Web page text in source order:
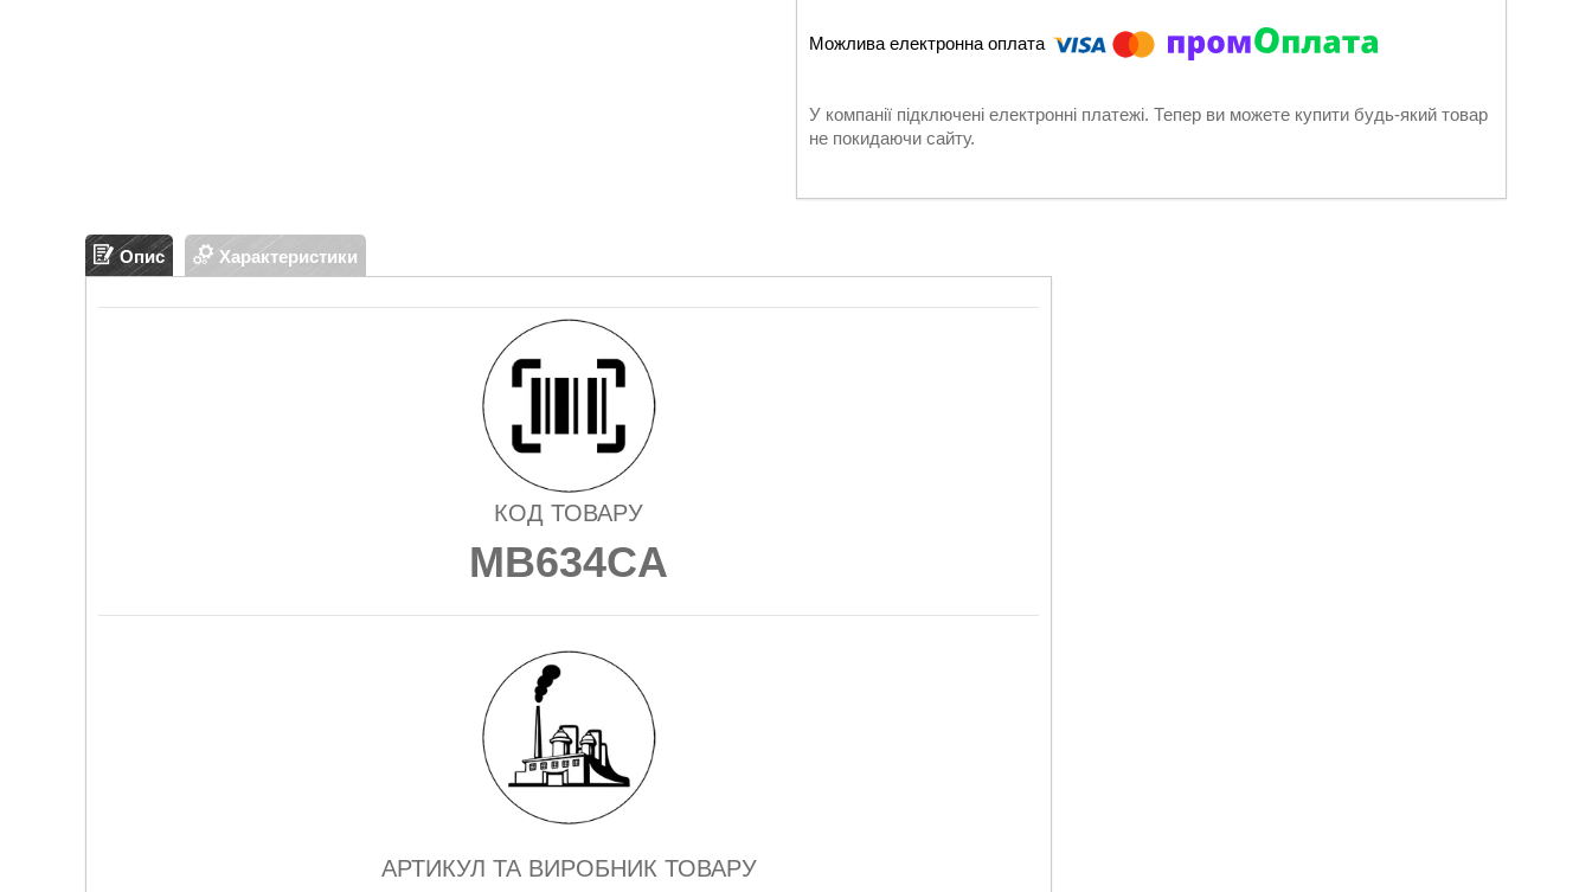
У компанії підключені електронні платежі. Тепер ви можете купити будь-який товар
не покидаючи сайту.
Опис Характеристики
КОД ТОВАРУ
MB634CA
АРТИКУЛ ТА ВИРОБНИК ТОВАРУ